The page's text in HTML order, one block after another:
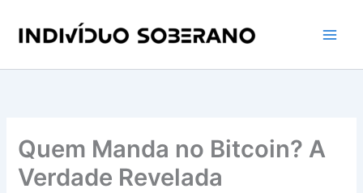
para
conteúdo
Quem Manda no Bitcoin? A
Verdade Revelada